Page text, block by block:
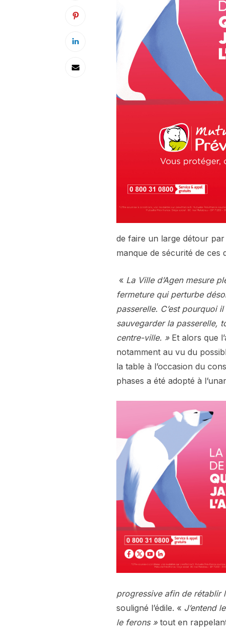
de faire un large détour
manque de sécurité de ces
« La Ville d’Agen mesure
fermeture qui perturbe
passerelle. C’est pourquoi
sauvegarder la passerelle,
centre-ville. » Et alors que
notamment au vu du
la table à l’occasion du
phases a été adopté à
progressive afin de rétablir
souligné l’édile. « J’entend
le ferons » tout en